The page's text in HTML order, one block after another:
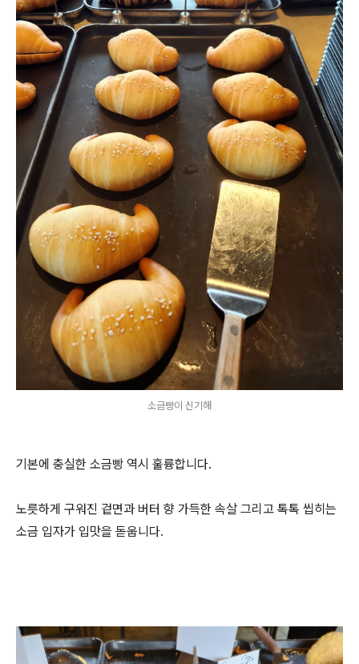
소금빵이 신기해
기본에 충실한 소금빵 역시 훌륭합니다.
노릇하게 구워진 겉면과 버터 향 가득한 속살 그리고 톡톡 씹히는
소금 입자가 입맛을 돋웁니다.